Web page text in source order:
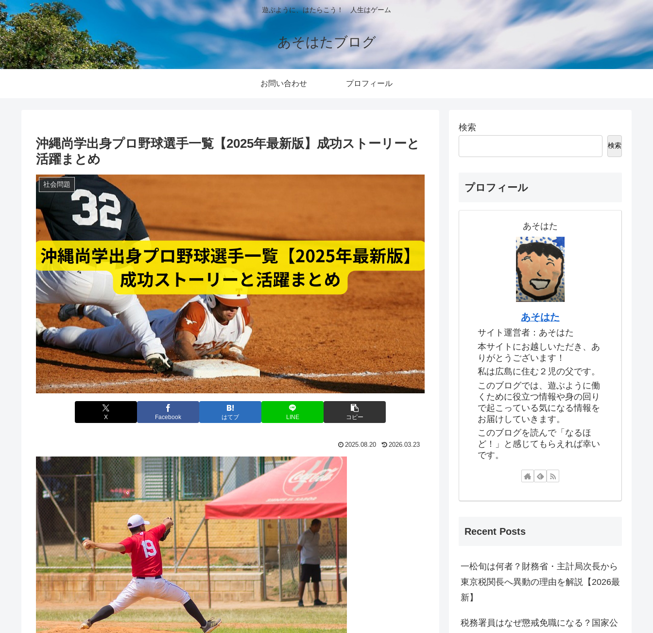
遊ぶように、はたらこう！ 人生はゲーム
あそはたブログ
お問い合わせ プロフィール
沖縄尚学出身プロ野球選手一覧【2025年最新版】成功ストーリーと
活躍まとめ
社会問題
X Facebook はてブ LINE コピー
2025.08.20 2026.03.23
検索
検索
プロフィール
あそはた
あそはた
サイト運営者：あそはた
本サイトにお越しいただき、あ
りがとうございます！
私は広島に住む２児の父です。
このブログでは、遊ぶように働
くために役立つ情報や身の回り
で起こっている気になる情報を
お届けしていきます。
このブログを読んで「なるほ
ど！」と感じてもらえれば幸い
です。
Recent Posts
一松旬は何者？財務省・主計局次長から
東京税関長へ異動の理由を解説【2026最
新】
税務署員はなぜ懲戒免職になる？国家公